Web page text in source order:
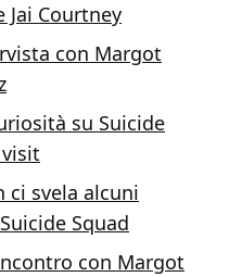
Jai Courtney
con Margot
su Suicide
ci svela alcuni
Squad
con Margot